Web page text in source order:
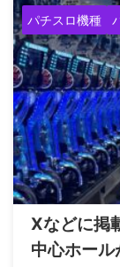
抜け単発単発
3連 何これ い
て万 ...
パチスロ機種
Xなどに掲
中心ホー